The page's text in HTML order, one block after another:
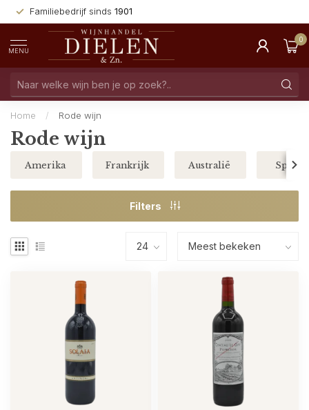
Familiebedrijf sinds 1901
MENU
0
Home / Rode wijn
Rode wijn
Amerika Frankrijk Australië Spanje
Filters